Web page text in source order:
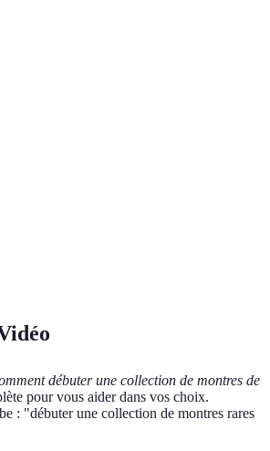
débuter une collection de montres de
pour vous aider dans vos choix.
: "débuter une collection de montres rares